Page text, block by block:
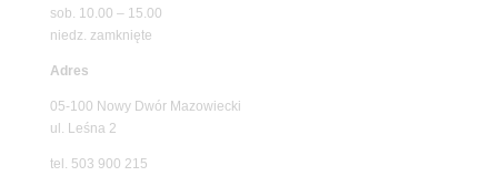
sob. 10.00 – 15.00
niedz. zamknięte
Adres
05-100 Nowy Dwór Mazowiecki
ul. Leśna 2
tel. 503 900 215